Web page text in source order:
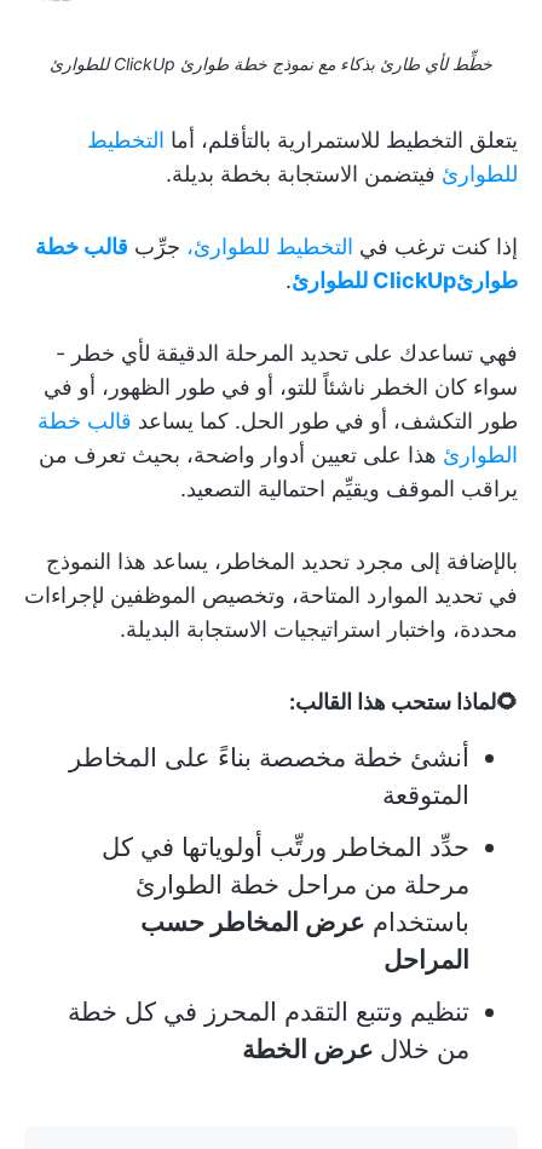
خطِّط لأي طارئ بذكاء مع نموذج خطة طوارئ ClickUp للطوارئ
يتعلق التخطيط للاستمرارية بالتأقلم، أما التخطيط
للطوارئ فيتضمن الاستجابة بخطة بديلة.
إذا كنت ترغب في التخطيط للطوارئ، جرِّب قالب خطة
طوارئClickUp للطوارئ
.
فهي تساعدك على تحديد المرحلة الدقيقة لأي خطر -
سواء كان الخطر ناشئاً للتو، أو في طور الظهور، أو في
طور التكشف، أو في طور الحل. كما يساعد قالب خطة
الطوارئ هذا على تعيين أدوار واضحة، بحيث تعرف من
يراقب الموقف ويقيِّم احتمالية التصعيد.
بالإضافة إلى مجرد تحديد المخاطر، يساعد هذا النموذج
في تحديد الموارد المتاحة، وتخصيص الموظفين لإجراءات
محددة، واختبار استراتيجيات الاستجابة البديلة.
🌻لماذا ستحب هذا القالب:
أنشئ خطة مخصصة بناءً على المخاطر
المتوقعة
حدِّد المخاطر ورتِّب أولوياتها في كل
مرحلة من مراحل خطة الطوارئ
باستخدام عرض المخاطر حسب
المراحل
تنظيم وتتبع التقدم المحرز في كل خطة
من خلال عرض الخطة